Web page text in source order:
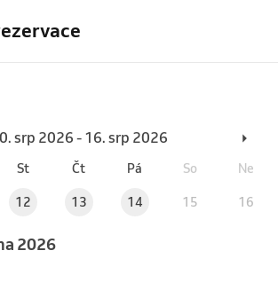
srp 2026 - 16. srp 2026
St Čt Pá So Ne
12 13 14 15 16
2026